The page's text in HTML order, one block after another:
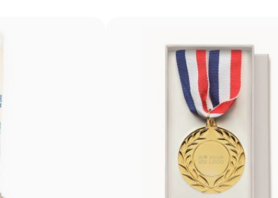
Possibilité d’impression avec couleurs Pantone®
exactes
Techniques économiques pour quantités moyennes
Couleurs du logo intenses et bien définies
Résultats homogènes pour les grandes séries